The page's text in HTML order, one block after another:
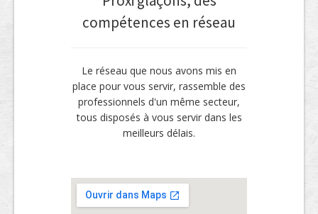
compétences en réseau
Le réseau que nous avons mis en
place pour vous servir, rassemble des
professionnels d'un même secteur,
tous disposés à vous servir dans les
meilleurs délais.